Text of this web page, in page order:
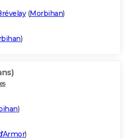
(Morbihan)
)
)
)